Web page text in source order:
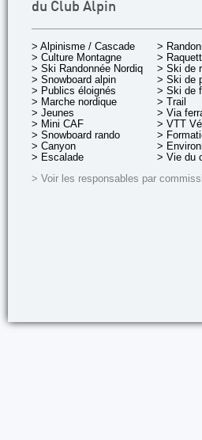
du Club Alpin
> Alpinisme / Cascade
> Culture Montagne
> Ski Randonnée Nordique
> Snowboard alpin
> Publics éloignés
> Marche nordique
> Jeunes
> Mini CAF
> Snowboard rando
> Canyon
> Escalade
>
>
> Ski de
> Ski de
> Ski de
> Trail
> Via
> VTT
>
>
> Vie du
> Voir les responsables par